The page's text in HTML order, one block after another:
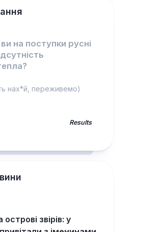
на поступки русні
нах*й, переживемо)
Results
звірів: у